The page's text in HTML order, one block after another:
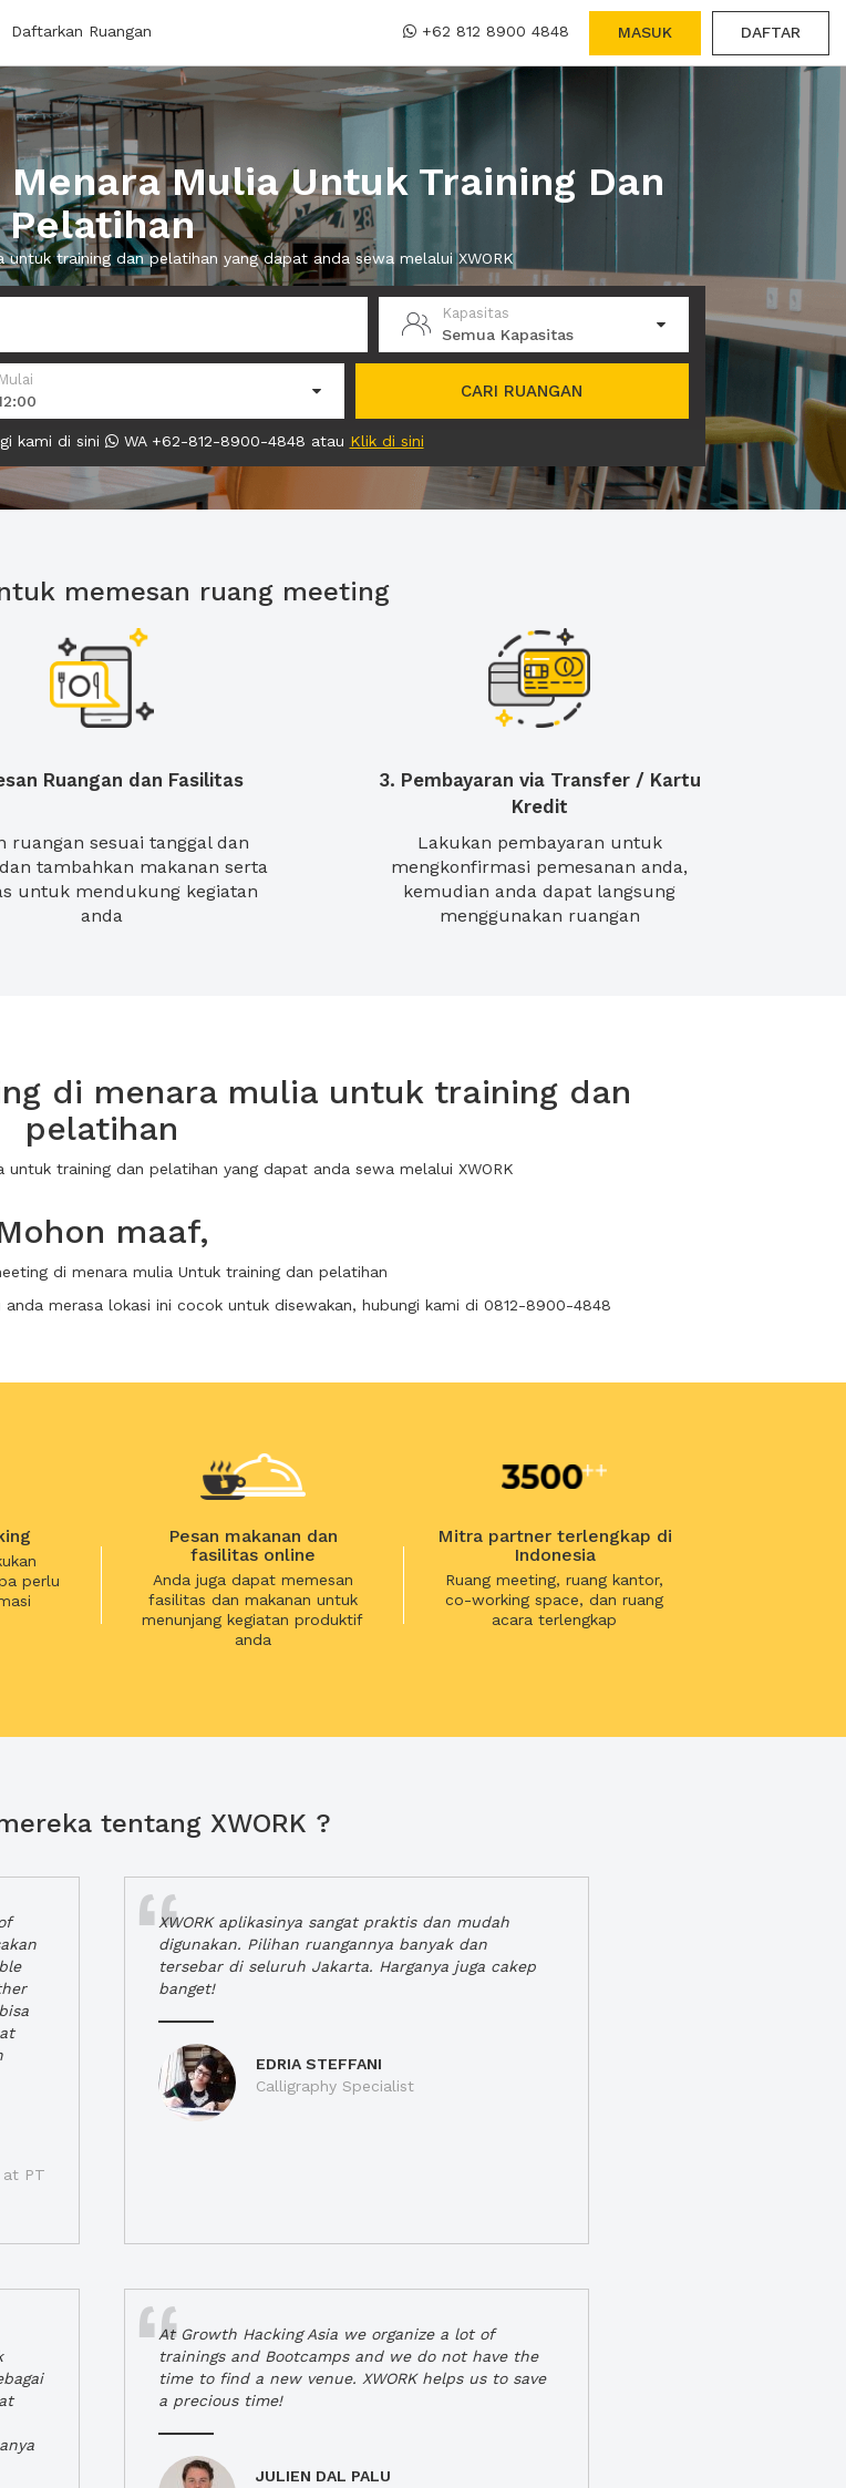
Daftarkan Ruangan +62 812 8900 4848 MASUK DAFTAR
Mulia Untuk Training Dan
Pelatihan
training dan pelatihan yang dapat anda sewa melalui XWORK
Kapasitas
Semua Kapasitas
Mulai
CARI RUANGAN
kami di sini WA +62-812-8900-4848 atau Klik di sini
memesan ruang meeting
Ruangan dan Fasilitas
ruangan sesuai tanggal dan
tambahkan makanan serta
untuk mendukung kegiatan
anda
3. Pembayaran via Transfer / Kartu
Kredit
Lakukan pembayaran untuk
mengkonfirmasi pemesanan anda,
kemudian anda dapat langsung
menggunakan ruangan
di menara mulia untuk training dan
pelatihan
training dan pelatihan yang dapat anda sewa melalui XWORK
maaf,
di menara mulia Untuk training dan pelatihan
merasa lokasi ini cocok untuk disewakan, hubungi kami di 0812-8900-4848
perlu
Pesan makanan dan
fasilitas online
Anda juga dapat memesan
fasilitas dan makanan untuk
menunjang kegiatan produktif
anda
Mitra partner terlengkap di
Indonesia
Ruang meeting, ruang kantor,
co-working space, dan ruang
acara terlengkap
tentang XWORK ?
at PT
XWORK aplikasinya sangat praktis dan mudah
digunakan. Pilihan ruangannya banyak dan
tersebar di seluruh Jakarta. Harganya juga cakep
banget!
EDRIA STEFFANI
Calligraphy Specialist
At Growth Hacking Asia we organize a lot of
trainings and Bootcamps and we do not have the
time to find a new venue. XWORK helps us to save
a precious time!
JULIEN DAL PALU